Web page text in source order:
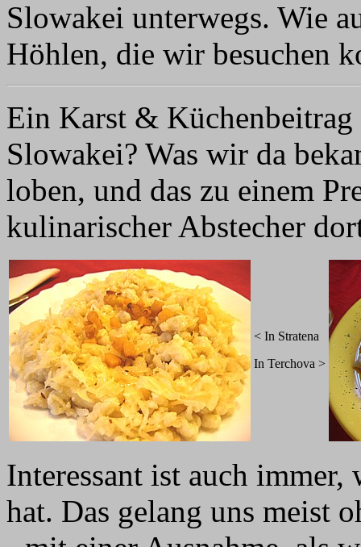
Slowakei unterwegs. Wie
Höhlen, die wir besuchen
Ein Karst & Küchenbeitrag
Slowakei? Was wir da
loben, und das zu einem
kulinarischer Abstecher
< In Stratena
In Terchova >
Interessant ist auch
hat. Das gelang uns meist